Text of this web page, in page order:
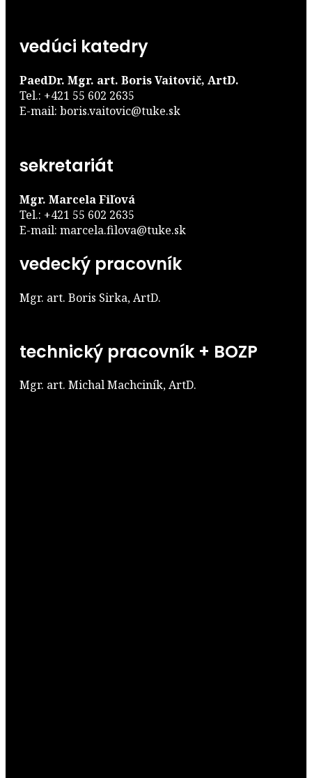
vedúci katedry
PaedDr. Mgr. art. Boris Vaitovič, ArtD.
Tel.: +421 55 602 2635
E-mail: boris.vaitovic@tuke.sk
sekretariát
Mgr. Marcela Fiľová
Tel.: +421 55 602 2635
E-mail: marcela.filova@tuke.sk
vedecký pracovník
Mgr. art. Boris Sirka, ArtD.
technický pracovník + BOZP
Mgr. art. Michal Machciník, ArtD.